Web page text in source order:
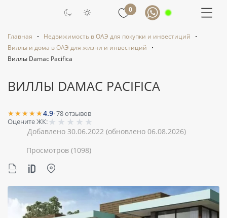
0
Главная
Недвижимость в ОАЭ для покупки и инвестиций
Виллы и дома в ОАЭ для жизни и инвестиций
Виллы Damac Pacifica
ВИЛЛЫ DAMAC PACIFICA
★★★★★4.9·78отзывов
Оцените ЖК:★ ★ ★ ★ ★
Добавлено 30.06.2022 (обновлено 06.08.2026)
Просмотров (1098)